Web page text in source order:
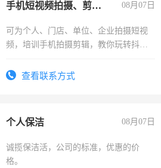
手机短视频拍摄、剪辑、抖音快手 08月07日
可为个人、门店、单位、企业拍摄短视
频，培训手机拍摄剪辑，教你玩转抖音
频，培训手机拍摄剪辑，教你玩转抖
查看联系方式
个人保洁 08月07日
诚揽保洁活，公司的标准，优惠的价
格。